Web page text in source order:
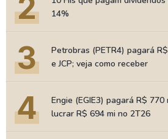
2
14%
3
Petrobras (PETR4) pagará
e JCP; veja como receber
4
Engie (EGIE3) pagará R$
lucrar R$ 694 mi no 2T26